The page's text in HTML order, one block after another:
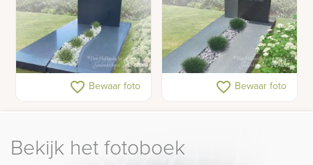
Enkele moderne
grafsteen met rivier
favorite_border Bewaar foto
Moderne antraciete
favorite_border Bewaar foto
Bekijk het fotoboek